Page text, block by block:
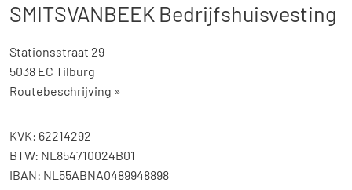
SMITSVANBEEK Bedrijfshuisvesting
Stationsstraat 29
5038 EC Tilburg
Routebeschrijving »
KVK: 62214292
BTW: NL854710024B01
IBAN: NL55ABNA0489948898